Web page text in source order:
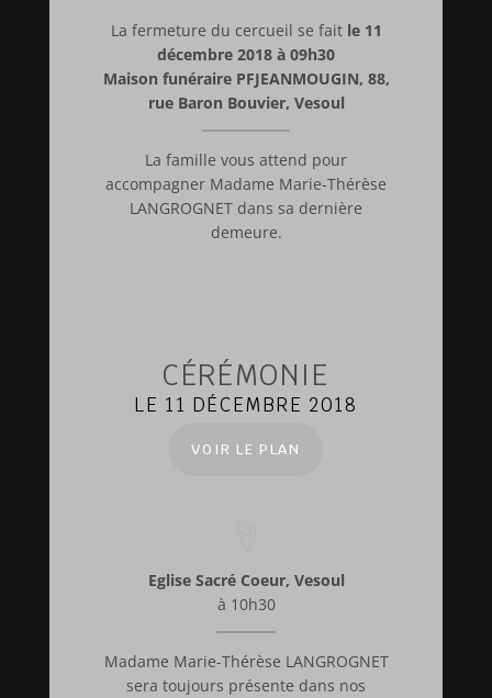
La fermeture du cercueil se fait le 11
décembre 2018 à 09h30
Maison funéraire PFJEANMOUGIN, 88,
rue Baron Bouvier, Vesoul
La famille vous attend pour
accompagner Madame Marie-Thérèse
LANGROGNET dans sa dernière
demeure.
CÉRÉMONIE
LE 11 DÉCEMBRE 2018
VOIR LE PLAN
Eglise Sacré Coeur, Vesoul
à 10h30
Madame Marie-Thérèse LANGROGNET
sera toujours présente dans nos